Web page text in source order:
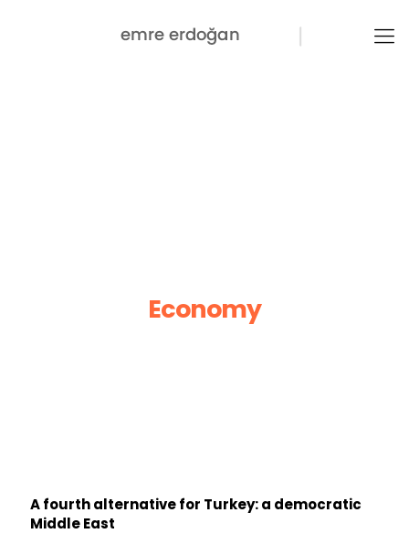
Economy
A fourth alternative for Turkey: a democratic
Middle East